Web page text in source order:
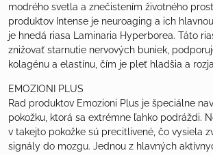
modrého svetla a znečistením životného
produktov Intense je neuroaging a ich
je hnedá riasa Laminaria Hyperborea. Táto
znižovať starnutie nervových buniek,
kolagénu a elastínu, čím je pleť hladšia a
EMOZIONI PLUS
Rad produktov Emozioni Plus je špeciálne
pokožku, ktorá sa extrémne ľahko podráždi.
v takejto pokožke sú precitlivené, čo vysiela
signály do mozgu. Jednou z hlavných